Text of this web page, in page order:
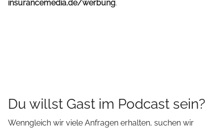
insurancemedia.de/werbung.
Du willst Gast im Podcast sein?
Wenngleich wir viele Anfragen erhalten, suchen wir